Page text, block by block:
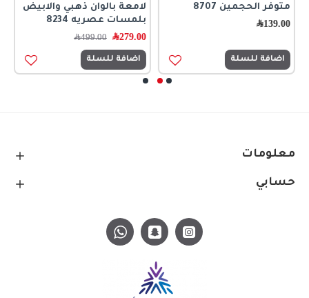
متوفر الحجمين 8707
139.00﷼
اضافة للسلة
لامعة بالوان ذهبي والابيض
بلمسات عصريه 8234
279.00﷼ 499.00﷼
اضافة للسلة
معلومات
حسابي